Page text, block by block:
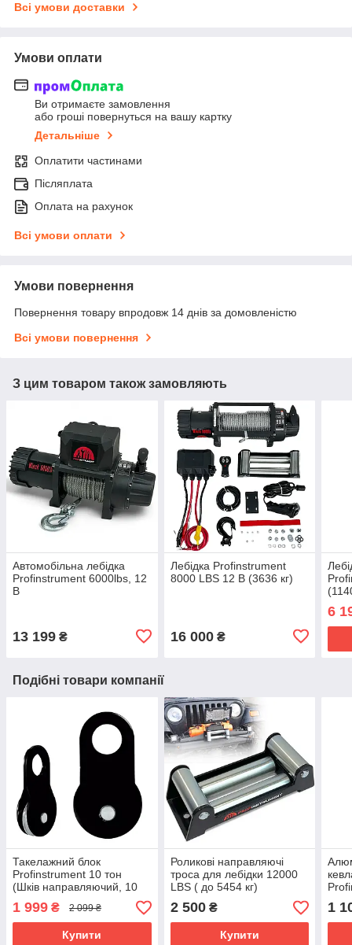
Всі умови доставки
Умови оплати
Ви отримаєте замовлення
або гроші повернуться на вашу картку
Детальніше
Оплатити частинами
Післяплата
Оплата на рахунок
Всі умови оплати
Умови повернення
Повернення товару впродовж 14 днів за домовленістю
Всі умови повернення
З цим товаром також замовляють
Автомобільна лебідка
Profinstrument 6000lbs, 12
В
13 199 ₴
Лебідка Profinstrument
8000 LBS 12 В (3636 кг)
16 000₴
6
Подібні товари компанії
Такелажний блок
Profinstrument 10 тон
(Шків направляючий, 10
1 999 ₴ 2 099 ₴
Купити
Роликові направляючі
троса для лебідки 12000
LBS ( до 5454 кг)
2 500₴
Купити
1